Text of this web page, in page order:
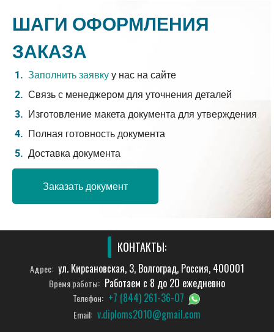
ШАГИ ОФОРМЛЕНИЯ
ЗАКАЗА
Заполнить заявкуу нас на сайте
Связь с менеджером для уточнения деталей
Изготовление макета документа для утверждения
Полная готовность документа
Доставка документа
Заказать документ
КОНТАКТЫ:
Адрес: ул. Кирсановская, 3, Волгоград, Россия, 400001
Время работы: Работаем с 8 до 20 ежедневно
Телефон: +7 (844) 261-36-07
Email: v.diploms2010@gmail.com